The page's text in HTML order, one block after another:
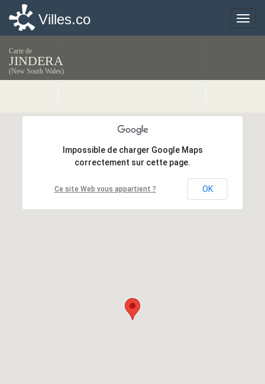
Toggle
Villes.co
Carte de
JINDERA
(New South Wales)
Impossible de charger Google Maps
correctement sur cette page.
Ce site Web vous appartient ? OK
Impossible de charger Google Maps
correctement sur cette page.
Ce site Web vous appartient ? OK
Toggle
Villes.co